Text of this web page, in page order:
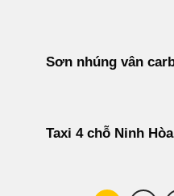
Sơn nhúng vân
Taxi 4 chỗ Ninh Hòa